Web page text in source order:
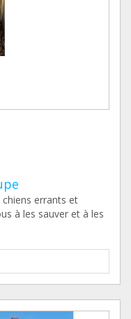
errants et
à les sauver et à les